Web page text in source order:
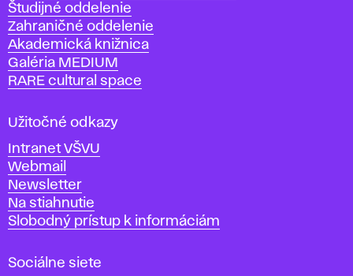
k
á
š
k
o
a
ý
t
v
a
r
ý
Študijné oddelenie
Zahraničné oddelenie
Akademická knižnica
Galéria MEDIUM
RARE cultural space
Užitočné odkazy
Intranet VŠVU
Webmail
Newsletter
Na stiahnutie
Slobodný prístup k informáciám
Sociálne siete